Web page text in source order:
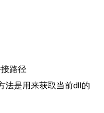
路径
法是用来获取当前dll的